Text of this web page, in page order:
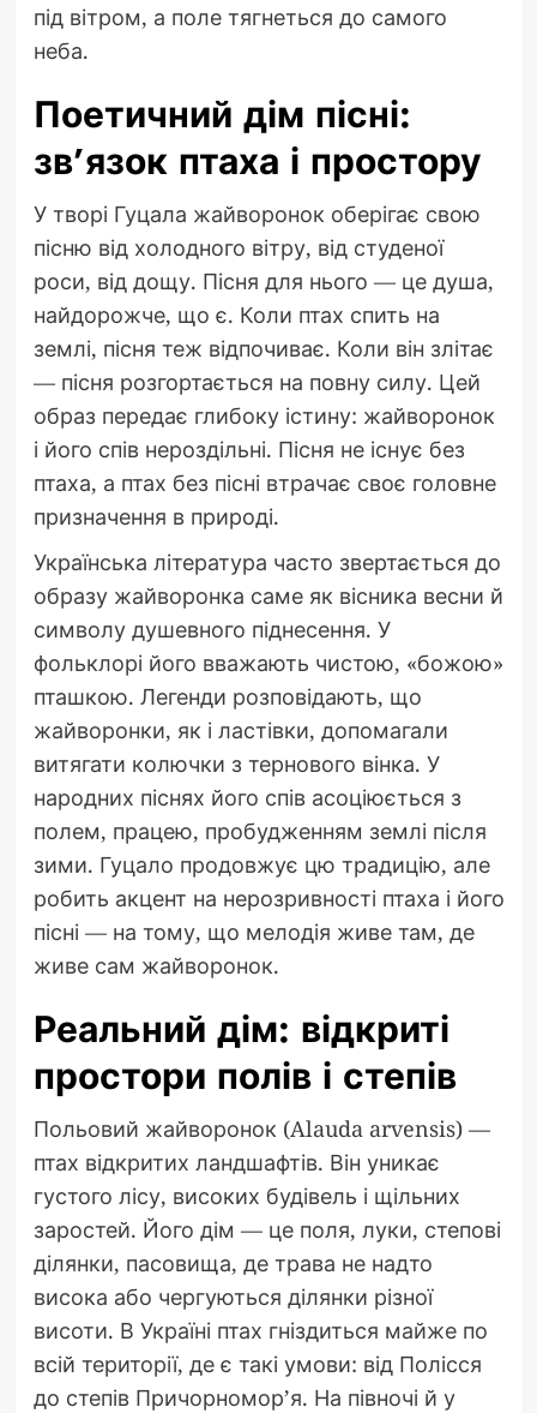
під вітром, а поле тягнеться до самого
неба.
Поетичний дім пісні:
зв’язок птаха і простору
У творі Гуцала жайворонок оберігає свою
пісню від холодного вітру, від студеної
роси, від дощу. Пісня для нього — це душа,
найдорожче, що є. Коли птах спить на
землі, пісня теж відпочиває. Коли він злітає
— пісня розгортається на повну силу. Цей
образ передає глибоку істину: жайворонок
і його спів нероздільні. Пісня не існує без
птаха, а птах без пісні втрачає своє головне
призначення в природі.
Українська література часто звертається до
образу жайворонка саме як вісника весни й
символу душевного піднесення. У
фольклорі його вважають чистою, «божою»
пташкою. Легенди розповідають, що
жайворонки, як і ластівки, допомагали
витягати колючки з тернового вінка. У
народних піснях його спів асоціюється з
полем, працею, пробудженням землі після
зими. Гуцало продовжує цю традицію, але
робить акцент на нерозривності птаха і його
пісні — на тому, що мелодія живе там, де
живе сам жайворонок.
Реальний дім: відкриті
простори полів і степів
Польовий жайворонок (Alauda arvensis) —
птах відкритих ландшафтів. Він уникає
густого лісу, високих будівель і щільних
заростей. Його дім — це поля, луки, степові
ділянки, пасовища, де трава не надто
висока або чергуються ділянки різної
висоти. В Україні птах гніздиться майже по
всій території, де є такі умови: від Полісся
до степів Причорномор’я. На півночі й у